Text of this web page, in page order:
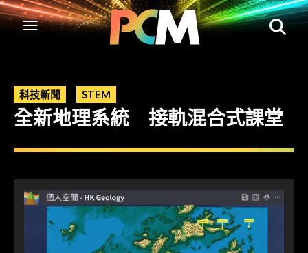
科技新聞 STEM
全新地理系統 接軌混合式課堂